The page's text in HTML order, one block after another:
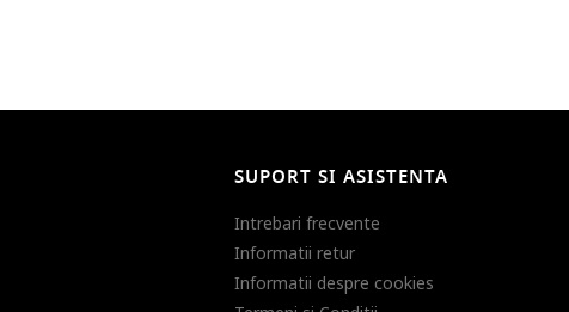
SUPORT SI ASISTENTA
Intrebari frecvente
Informatii retur
Informatii despre cookies